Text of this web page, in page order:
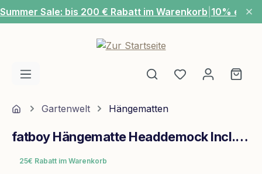
Zum Hauptinhalt springen
Summer Sale: bis 200 € Rabatt im Warenkorb 10% extra
Du hast 0
HomeGartenwelt Hängematten
fatboy Hängematte Headdemock Incl. Rack Black
25€ Rabatt im Warenkorb